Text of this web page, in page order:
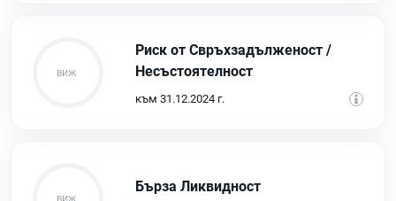
Риск от Свръхзадълженост /
Несъстоятелност
към 31.12.2024 г.
Бърза Ликвидност